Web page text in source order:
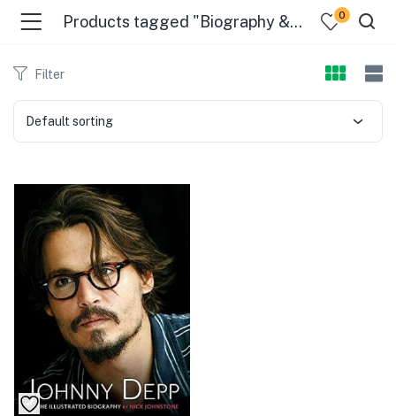
Products tagged "Biography & Autobiography / General" 0
Filter
Default sorting